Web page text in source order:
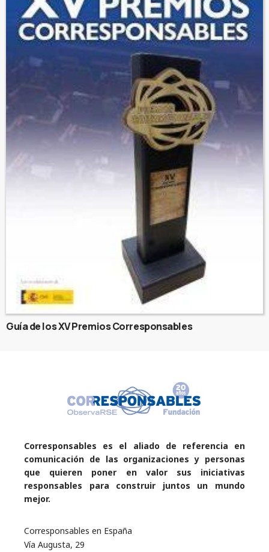
Guía de los XV Premios Corresponsables
Corresponsables es el aliado de referencia en
comunicación de las organizaciones y personas
que quieren poner en valor sus iniciativas
responsables para construir juntos un mundo
mejor.
Corresponsables en España
Vía Augusta, 29